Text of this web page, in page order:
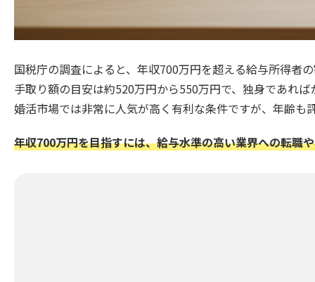
国税庁の調査によると、年収700万円を超える給与所得者
手取り額の目安は約520万円から550万円で、独身であれ
婚活市場では非常に人気が高く有利な条件ですが、年齢も
年収700万円を目指すには、給与水準の高い業界への転職